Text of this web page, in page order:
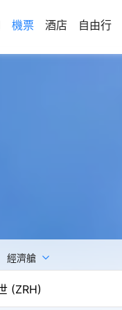
機票 酒店 自由行
經濟艙